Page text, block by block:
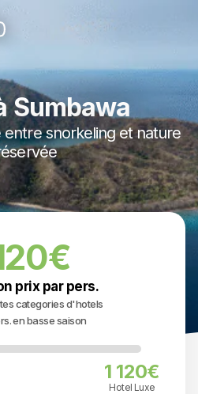
Sumbawa
entre snorkeling et nature
prix par pers.
categories d'hotels
en basse saison
1 120€
Hotel Luxe